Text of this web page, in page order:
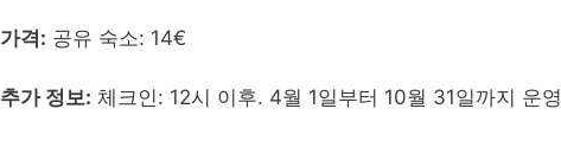
가격: 공유 숙소: 14€
추가 정보: 체크인: 12시 이후. 4월 1일부터 10월 31일까지 운영